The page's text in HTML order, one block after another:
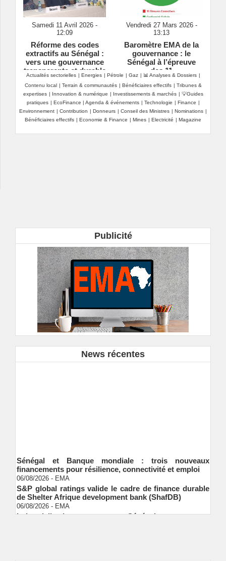
Samedi 11 Avril 2026 -
12:09
Réforme des codes
extractifs au Sénégal :
vers une gouvernance
transparente et durable
Vendredi 27 Mars 2026 -
13:13
Baromètre EMA de la
gouvernance : le
Sénégal à l’épreuve
des 11
commandements de
l’ITIE
Actualités sectorielles | Energies | Pétrole | Gaz | 📊 Analyses & Dossiers |
Contenu local | Terrain & communautés | Bénéficiaires effectifs | Tribunes &
expertises | Innovation & numérique | Investissements & marchés | 💡Guides
pratiques | EcoFinance | Agenda & événements | Technologie | Finance |
Environnement | Contribution | Donneurs | Conseil des Ministres | Nominations |
Bénéficiaires effectifs | Economie & Finance | Mines | Electricité | Magazine
Publicité
News récentes
Sénégal et Banque mondiale : trois nouveaux
financements pour résilience, connectivité et emploi
06/08/2026 -EMA
S&P global ratings valide le cadre de finance durable
de Shelter Afrique development bank (ShafDB)
06/08/2026 -EMA
Industrialisation verte au Sénégal : comment